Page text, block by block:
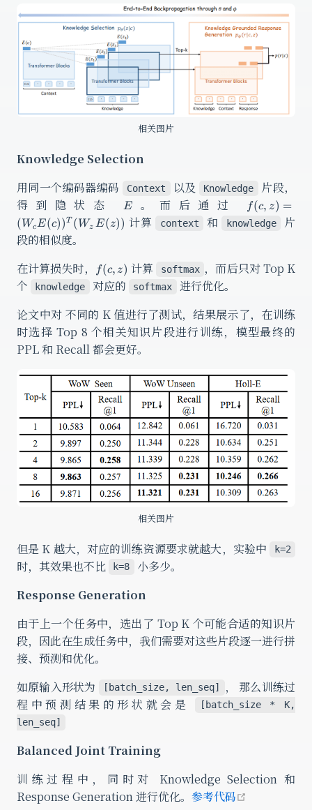
相关图片
Knowledge Selection
用同一个编码器编码
Context 以及 Knowledge
片段，
得到隐状态
E
E 。而后通过 f(c, z) =
( WcE(c))T ( Wz E(z)) 计算 context 和 knowledge
片
段的相似度。
在计算损失时，
f(c,z)
f(c, z) 计算 softmax ，而后只对 Top K
个
knowledge 对应的 softmax
进行优化。
论文中对 不同的 K 值进行了测试，结果展示了，在训练
时选择 Top 8 个相关知识片段进行训练，模型最终的
PPL 和 Recall 都会更好。
相关图片
但是 K 越大，对应的训练资源要求就越大，实验中 k=2
时，其效果也不比 k=8
小多少。
Response Generation
由于上一个任务中，选出了 Top K 个可能合适的知识片
段，因此在生成任务中，我们需要对这些片段逐一进行拼
接、预测和优化。
如原输入形状为
[batch_size, len_seq]
， 那么训练过
程中预测结果的形状就会是
[batch_size * K,
len_seq]
Balanced Joint Training
训练过程中，同时对 Knowledge Selection 和
Response Generation 进行优化。 参考代码